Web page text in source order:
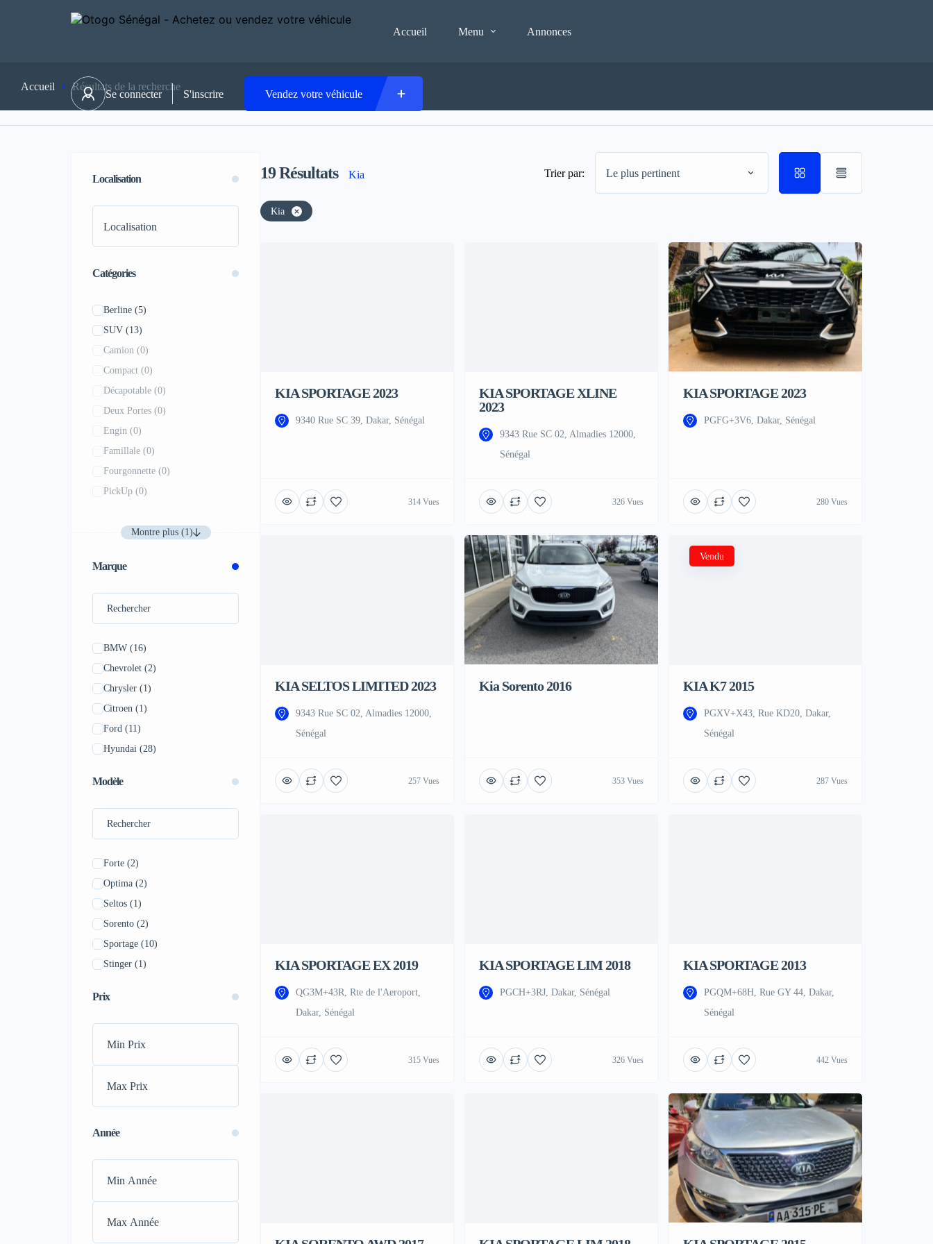
Accueil Menu Annonces
Se connecter S'inscrire Vendez votre véhicule
Accueil Résultats de la recherche
Localisation
Catégories
Berline (5)
SUV (13)
Camion (0)
Compact (0)
Décapotable (0)
Deux Portes (0)
Engin (0)
Famillale (0)
Fourgonnette (0)
PickUp (0)
Montre plus (1)
Marque
BMW (16)
Chevrolet (2)
Chrysler (1)
Citroen (1)
Ford (11)
Hyundai (28)
Land Rover(9)
Lexus(1)
Mercedes-Benz
Mitsubishi(3)
Nissan (1)
Peugeot (4)
Renault(2)
Toyota(11)
Volkswagen
Alpine(0)
Audi(0)
Bugatti
Modèle
Forte (2)
Optima (2)
Seltos (1)
Sorento (2)
Sportage (10)
Stinger (1)
Carens(0)
Carnival(0)
Ceed(0)
EV3(0)
Ev6(0)
K7(0)
Picanto(0)
Prix
Année
19Résultats Kia Trier par: Le plus pertinent
Kia
KIA SPORTAGE 2023
9340 Rue SC 39, Dakar, Sénégal
314 Vues
KIA SPORTAGE XLINE
2023
9343 Rue SC 02, Almadies 12000,
Sénégal
326 Vues
KIA SPORTAGE 2023
PGFG+3V6, Dakar, Sénégal
280 Vues
KIA SELTOS LIMITED 2023
9343 Rue SC 02, Almadies 12000,
Sénégal
257 Vues
Kia Sorento 2016
353 Vues
Vendu
KIA K7 2015
PGXV+X43, Rue KD20, Dakar,
Sénégal
287 Vues
KIA SPORTAGE EX 2019
QG3M+43R, Rte de l'Aeroport,
Dakar, Sénégal
315 Vues
KIA SPORTAGE LIM 2018
PGCH+3RJ, Dakar, Sénégal
326 Vues
KIA SPORTAGE 2013
PGQM+68H, Rue GY 44, Dakar,
Sénégal
442 Vues